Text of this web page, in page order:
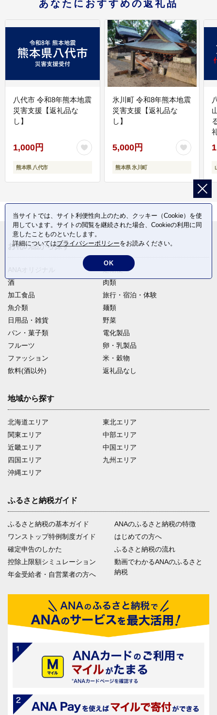
あなたにおすすめの返礼品
八代市 令和8年熊本地震
災害支援【返礼品な
し】
1,000円
熊本県 八代市
氷川町 令和8年熊本地震
災害支援【返礼品な
し】
5,000円
熊本県 氷川町
お礼の品から探す
定期便
酒
肉類
加工食品
旅行・宿泊・体験
魚介類
麺類
日用品・雑貨
野菜
パン・菓子類
電化製品
フルーツ
卵・乳製品
ファッション
米・穀物
飲料(酒以外)
返礼品なし
地域から探す
北海道エリア
関東エリア
近畿エリア
四国エリア
沖縄エリア
東北エリア
中部エリア
中国エリア
九州エリア
ふるさと納税ガイド
ふるさと納税の基本ガイド
ワンストップ特例制度ガイド
確定申告のしかた
控除上限額シミュレーション
年金受給者・自営業者の方へ
ANAのふるさと納税の特徴
はじめての方へ
ふるさと納税の流れ
動画でわかるANAのふるさと
納税
当サイトでは、サイト利便性向上のため、クッキー（Cookie）を使
用しています。サイトの閲覧を継続された場合、Cookieの利用に同
意したことものといたします。
詳細についてはプライバシーポリシーをお読みください。
OK